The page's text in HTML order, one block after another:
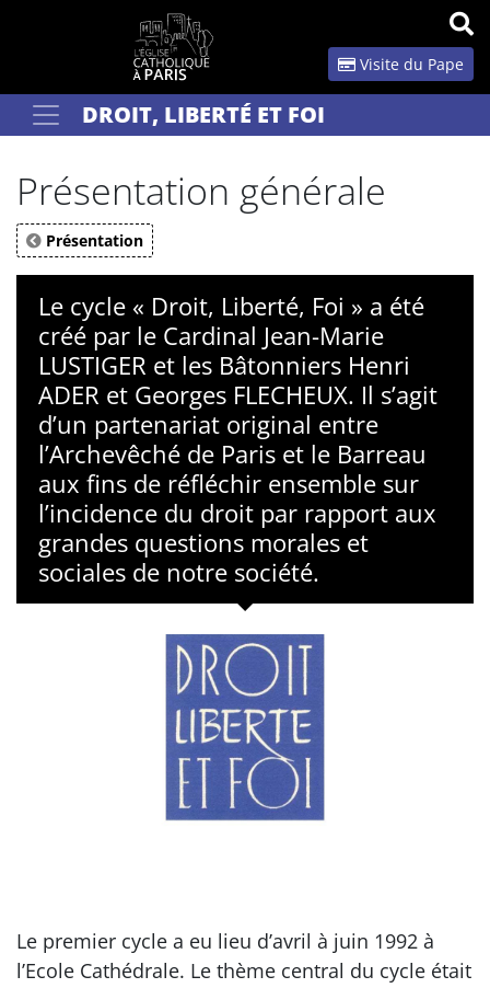
Visite du Pape
Votre rechercheDROIT, LIBERTÉ ET FOI
Présentation générale
Présentation
Le cycle « Droit, Liberté, Foi » a été
créé par le Cardinal Jean-Marie
LUSTIGER et les Bâtonniers Henri
ADER et Georges FLECHEUX. Il s’agit
d’un partenariat original entre
l’Archevêché de Paris et le Barreau
aux fins de réfléchir ensemble sur
l’incidence du droit par rapport aux
grandes questions morales et
sociales de notre société.
Le premier cycle a eu lieu d’avril à juin 1992 à
l’Ecole Cathédrale. Le thème central du cycle était
Panneau de gestion des cookies